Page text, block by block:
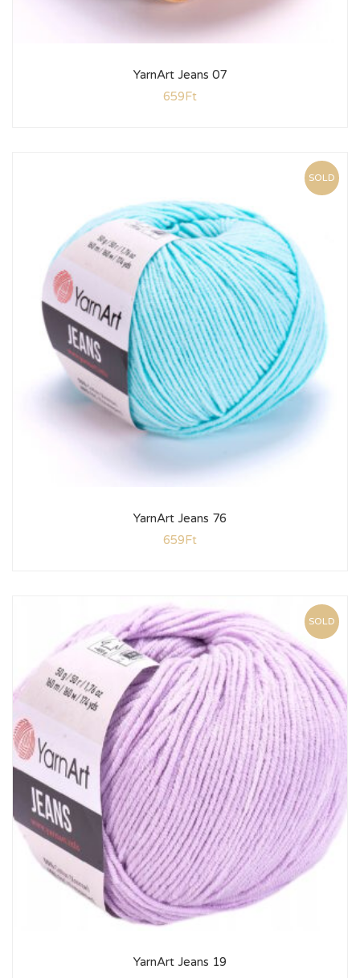
YarnArt Jeans 07
659Ft
SOLD
YarnArt Jeans 76
659Ft
SOLD
YarnArt Jeans 19